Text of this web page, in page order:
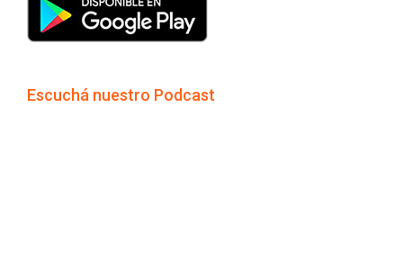
Escuchá nuestro Podcast